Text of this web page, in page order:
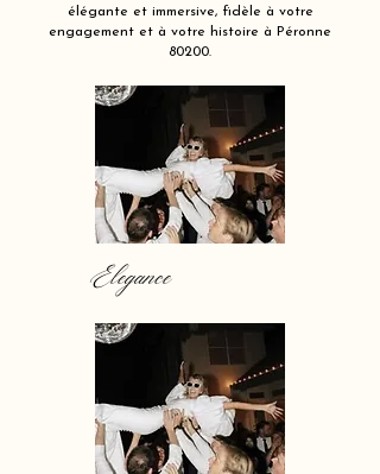
élégante et immersive, fidèle à votre
engagement et à votre histoire à Péronne
80200.
Elegance